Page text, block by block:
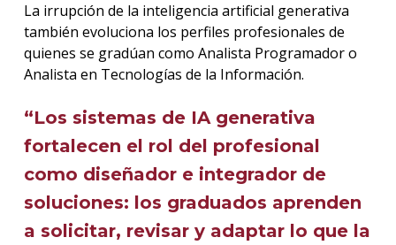
La irrupción de la inteligencia artificial generativa
también evoluciona los perfiles profesionales de
quienes se gradúan como Analista Programador o
Analista en Tecnologías de la Información.
“Los sistemas de IA generativa
fortalecen el rol del profesional
como diseñador e integrador de
soluciones: los graduados aprenden
a solicitar, revisar y adaptar lo que la